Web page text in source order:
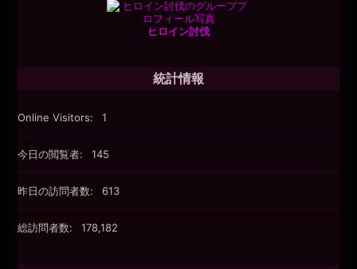
ヒロイン討伐
統計情報
Online Visitors: 1
今日の閲覧者: 145
昨日の訪問者数: 613
総訪問者数: 178,182